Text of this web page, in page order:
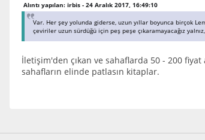
Alıntı yapılan: irbis - 24 Aralık 2017, 16:49:10
Var. Her şey yolunda giderse, uzun yıllar boyunca birçok
çeviriler uzun sürdüğü için peş peşe çıkaramayacağız
İletişim'den çıkan ve sahaflarda 50 - 200 fiyat
sahafların elinde patlasın kitaplar.